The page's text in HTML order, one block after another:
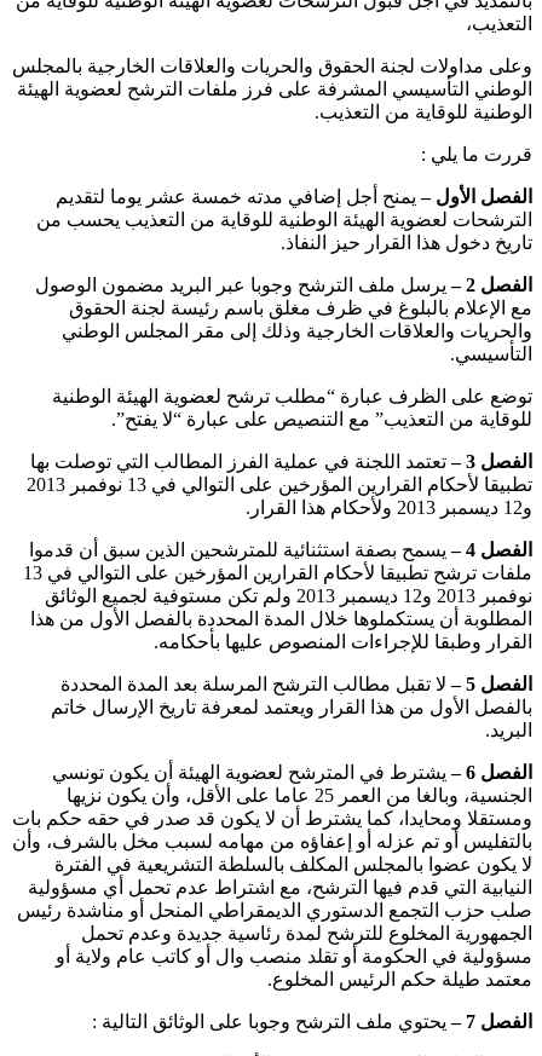
التعذيب،
وعلى مداولات لجنة الحقوق والحريات والعلاقات الخارجية بالمجلس
الوطني التأسيسي المشرفة على فرز ملفات الترشح لعضوية الهيئة
الوطنية للوقاية من التعذيب.
قررت ما يلي :
الفصل الأول –يمنح أجل إضافي مدته خمسة عشر يوما لتقديم
الترشحات لعضوية الهيئة الوطنية للوقاية من التعذيب يحسب من
تاريخ دخول هذا القرار حيز النفاذ.
الفصل 2 –
يرسل ملف الترشح وجوبا عبر البريد مضمون الوصول
مع الإعلام بالبلوغ في ظرف مغلق باسم رئيسة لجنة الحقوق
والحريات والعلاقات الخارجية وذلك إلى مقر المجلس الوطني
التأسيسي.
توضع على الظرف عبارة “مطلب ترشح لعضوية الهيئة الوطنية
للوقاية من التعذيب” مع التنصيص على عبارة “لا يفتح”.
الفصل 3 –
تعتمد اللجنة في عملية الفرز المطالب التي توصلت بها
تطبيقا لأحكام القرارين المؤرخين على التوالي في 13 نوفمبر 2013
و12 ديسمبر 2013 ولأحكام هذا القرار.
الفصل 4 –
يسمح بصفة استثنائية للمترشحين الذين سبق أن قدموا
ملفات ترشح تطبيقا لأحكام القرارين المؤرخين على التوالي في 13
نوفمبر 2013 و12 ديسمبر 2013 ولم تكن مستوفية لجميع الوثائق
المطلوبة أن يستكملوها خلال المدة المحددة بالفصل الأول من هذا
القرار وطبقا للإجراءات المنصوص عليها بأحكامه.
الفصل 5 –
لا تقبل مطالب الترشح المرسلة بعد المدة المحددة
بالفصل الأول من هذا القرار ويعتمد لمعرفة تاريخ الإرسال خاتم
البريد.
الفصل 6 –
يشترط في المترشح لعضوية الهيئة أن يكون تونسي
الجنسية، وبالغا من العمر 25 عاما على الأقل، وأن يكون نزيها
ومستقلا ومحايدا، كما يشترط أن لا يكون قد صدر في حقه حكم بات
بالتفليس أو تم عزله أو إعفاؤه من مهامه لسبب مخل بالشرف، وأن
لا يكون عضوا بالمجلس المكلف بالسلطة التشريعية في الفترة
النيابية التي قدم فيها الترشح، مع اشتراط عدم تحمل أي مسؤولية
صلب حزب التجمع الدستوري الديمقراطي المنحل أو مناشدة رئيس
الجمهورية المخلوع للترشح لمدة رئاسية جديدة وعدم تحمل
مسؤولية في الحكومة أو تقلد منصب وال أو كاتب عام ولاية أو
معتمد طيلة حكم الرئيس المخلوع.
الفصل 7 – يحتوي ملف الترشح وجوبا على الوثائق التالية :